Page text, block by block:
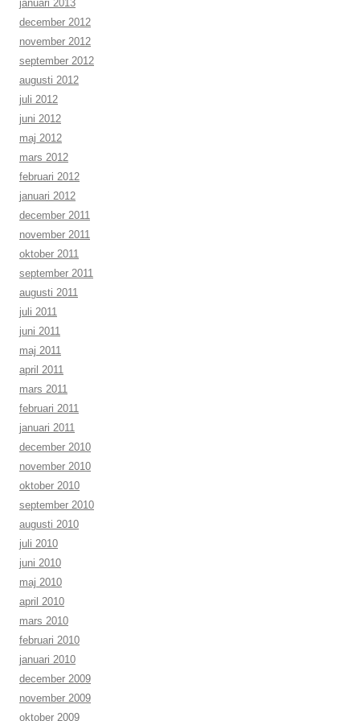
januari 2013
december 2012
november 2012
september 2012
augusti 2012
juli 2012
juni 2012
maj 2012
mars 2012
februari 2012
januari 2012
december 2011
november 2011
oktober 2011
september 2011
augusti 2011
juli 2011
juni 2011
maj 2011
april 2011
mars 2011
februari 2011
januari 2011
december 2010
november 2010
oktober 2010
september 2010
augusti 2010
juli 2010
juni 2010
maj 2010
april 2010
mars 2010
februari 2010
januari 2010
december 2009
november 2009
oktober 2009